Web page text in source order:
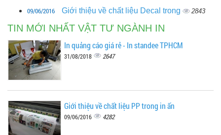
09/06/2016 Giới thiệu về chất liệu Decal trong 2843
TIN MỚI NHẤT VẬT TƯ NGÀNH IN
In quảng cáo giá rẻ - In standee TPHCM
31/08/2018 2647
Giới thiệu về chất liệu PP trong in ấn
09/06/2016 4282